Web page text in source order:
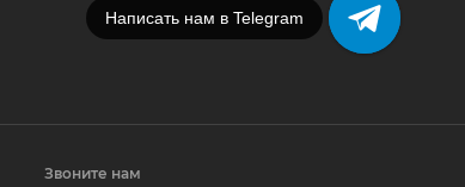
Звоните нам
Напишите нам в MAX